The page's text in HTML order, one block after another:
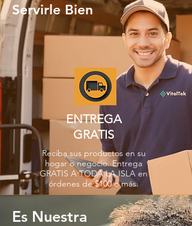
Servirle Bien
ENTREGA
GRATIS
Reciba sus productos en su
hogar o negocio. Entrega
GRATIS A TODA LA ISLA en
órdenes de $100 o más.
Es Nuestra